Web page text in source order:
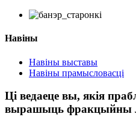
Навіны
Навіны выставы
Навіны прамысловасці
Ці ведаеце вы, якія
вырашыць фракцыйны